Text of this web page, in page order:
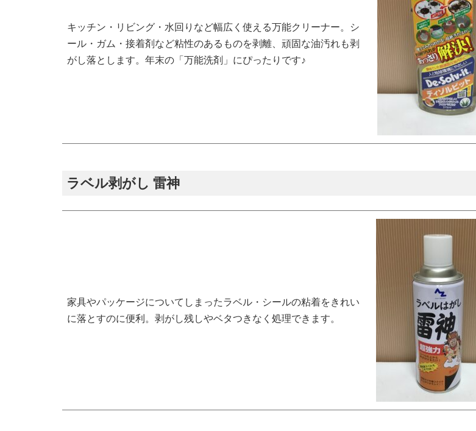
キッチン・リビング・水回りなど幅広く使える万能クリーナー。シ
ール・ガム・接着剤など粘性のあるものを剥離、頑固な油汚れも剥
がし落とします。年末の「万能洗剤」にぴったりです♪
ラベル剥がし 雷神
家具やパッケージについてしまったラベル・シールの粘着をきれい
に落とすのに便利。剥がし残しやベタつきなく処理できます。